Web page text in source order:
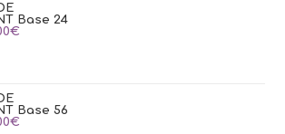
Base 24
€
Base 56
€